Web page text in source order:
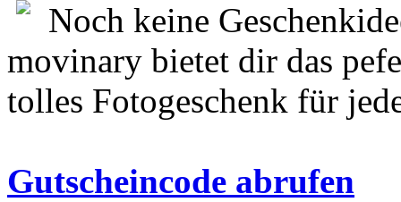
Noch keine
movinary bietet dir das
tolles Fotogeschenk für
Gutscheincode abrufen